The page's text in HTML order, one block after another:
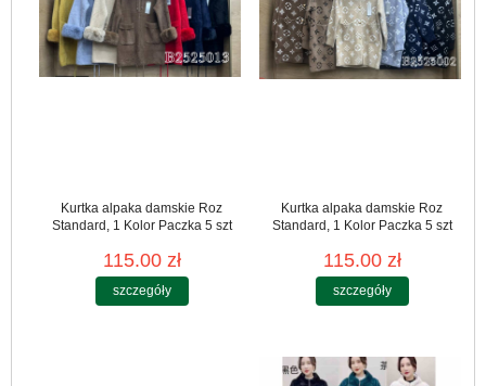
Kurtka alpaka damskie Roz
Standard, 1 Kolor Paczka 5 szt
115.00 zł
szczegóły
Kurtka alpaka damskie Roz
Standard, 1 Kolor Paczka 5 szt
115.00 zł
szczegóły